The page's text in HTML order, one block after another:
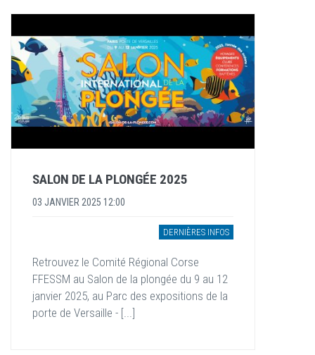
SALON DE LA PLONGÉE 2025
03 JANVIER 2025 12:00
DERNIÈRES INFOS
Retrouvez le Comité Régional Corse
FFESSM au Salon de la plongée du 9 au 12
janvier 2025, au Parc des expositions de la
porte de Versaille - [...]